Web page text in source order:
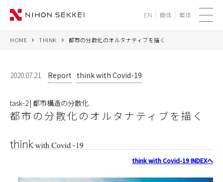
SERVICES
PROJECTS
NEWS
CORPORATE
EN 簡体 繁体
HOME THINK 都市の分散化のオルタナティブを描く​
2020.07.21 Report think with Covid-19
task-2 | 都市構造の分散化
都市の分散化のオルタナティブを描く​
think with Covid-19 INDEXへ